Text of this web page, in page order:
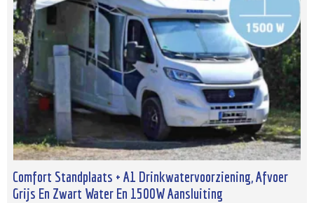
Comfort Standplaats + A1 Drinkwatervoorziening, Afvoer
Grijs En Zwart Water En 1500W Aansluiting